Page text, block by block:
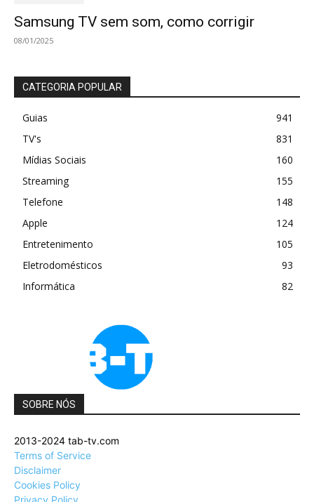
Samsung TV sem som, como corrigir
08/01/2025
CATEGORIA POPULAR
Guias
941
TV's
831
Mídias Sociais
160
Streaming
155
Telefone
148
Apple
124
Entretenimento
105
Eletrodomésticos
93
Informática
82
SOBRE NÓS
2013-2024 tab-tv.com
Terms of Service
Disclaimer
Cookies Policy
Privacy Policy